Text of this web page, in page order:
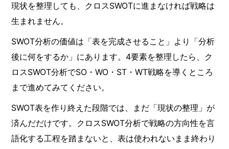
現状を整理しても、クロスSWOTに進まなければ戦略は
生まれません。
SWOT分析の価値は「表を完成させること」より「分析
後に何をするか」にあります。4要素を整理したら、ク
ロスSWOT分析でSO・WO・ST・WT戦略を導くところ
まで進めてみてください。
SWOT表を作り終えた段階では、まだ「現状の整理」が
済んだだけです。クロスSWOT分析で戦略の方向性を言
語化する工程を踏まないと、表は使われないまま終わり